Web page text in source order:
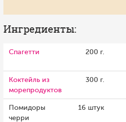
Ингредиенты:
Спагетти 200 г.
Коктейль из
морепродуктов
300 г.
Помидоры
черри
16 штук